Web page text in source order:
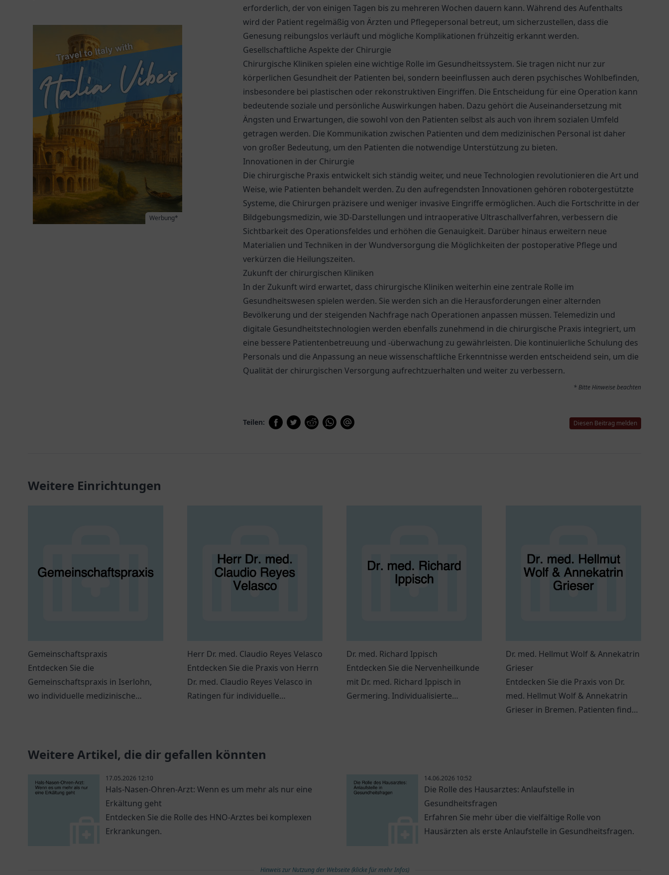
Werbung*
erforderlich, der von einigen Tagen bis zu mehreren Wochen dauern kann. Während des Aufenthalts
wird der Patient regelmäßig von Ärzten und Pflegepersonal betreut, um sicherzustellen, dass die
Genesung reibungslos verläuft und mögliche Komplikationen frühzeitig erkannt werden.
Gesellschaftliche Aspekte der Chirurgie
Chirurgische Kliniken spielen eine wichtige Rolle im Gesundheitssystem. Sie tragen nicht nur zur
körperlichen Gesundheit der Patienten bei, sondern beeinflussen auch deren psychisches Wohlbefinden,
insbesondere bei plastischen oder rekonstruktiven Eingriffen. Die Entscheidung für eine Operation kann
bedeutende soziale und persönliche Auswirkungen haben. Dazu gehört die Auseinandersetzung mit
Ängsten und Erwartungen, die sowohl von den Patienten selbst als auch von ihrem sozialen Umfeld
getragen werden. Die Kommunikation zwischen Patienten und dem medizinischen Personal ist daher
von großer Bedeutung, um den Patienten die notwendige Unterstützung zu bieten.
Innovationen in der Chirurgie
Die chirurgische Praxis entwickelt sich ständig weiter, und neue Technologien revolutionieren die Art und
Weise, wie Patienten behandelt werden. Zu den aufregendsten Innovationen gehören robotergestützte
Systeme, die Chirurgen präzisere und weniger invasive Eingriffe ermöglichen. Auch die Fortschritte in der
Bildgebungsmedizin, wie 3D-Darstellungen und intraoperative Ultraschallverfahren, verbessern die
Sichtbarkeit des Operationsfeldes und erhöhen die Genauigkeit. Darüber hinaus erweitern neue
Materialien und Techniken in der Wundversorgung die Möglichkeiten der postoperative Pflege und
verkürzen die Heilungszeiten.
Zukunft der chirurgischen Kliniken
In der Zukunft wird erwartet, dass chirurgische Kliniken weiterhin eine zentrale Rolle im
Gesundheitswesen spielen werden. Sie werden sich an die Herausforderungen einer alternden
Bevölkerung und der steigenden Nachfrage nach Operationen anpassen müssen. Telemedizin und
digitale Gesundheitstechnologien werden ebenfalls zunehmend in die chirurgische Praxis integriert, um
eine bessere Patientenbetreuung und -überwachung zu gewährleisten. Die kontinuierliche Schulung des
Personals und die Anpassung an neue wissenschaftliche Erkenntnisse werden entscheidend sein, um die
Qualität der chirurgischen Versorgung aufrechtzuerhalten und weiter zu verbessern.
* Bitte Hinweise beachten
Teilen: Diesen Beitrag melden
Weitere Einrichtungen
Gemeinschaftspraxis
Entdecken Sie die
Gemeinschaftspraxis in Iserlohn,
wo individuelle medizinische
Herr Dr. med. Claudio Reyes Velasco
Entdecken Sie die Praxis von Herrn
Dr. med. Claudio Reyes Velasco in
Ratingen für individuelle
Dr. med. Richard Ippisch
Entdecken Sie die Nervenheilkunde
mit Dr. med. Richard Ippisch in
Germering. Individualisierte
Dr. med. Hellmut Wolf & Annekatrin
Grieser
Entdecken Sie die Praxis von Dr.
med. Hellmut Wolf & Annekatrin
Grieser in Bremen. Patienten finden
Weitere Artikel, die dir gefallen könnten
17.05.2026 12:10
Hals-Nasen-Ohren-Arzt: Wenn es um mehr als nur eine
Erkältung geht
Entdecken Sie die Rolle des HNO-Arztes bei komplexen
Erkrankungen.
14.06.2026 10:52
Die Rolle des Hausarztes: Anlaufstelle in
Gesundheitsfragen
Erfahren Sie mehr über die vielfältige Rolle von
Hausärzten als erste Anlaufstelle in Gesundheitsfragen.
Hinweis zur Nutzung der Webseite (klicke für mehr Infos)